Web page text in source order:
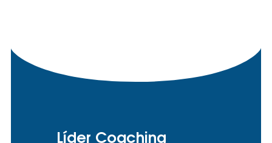
Líder Coaching